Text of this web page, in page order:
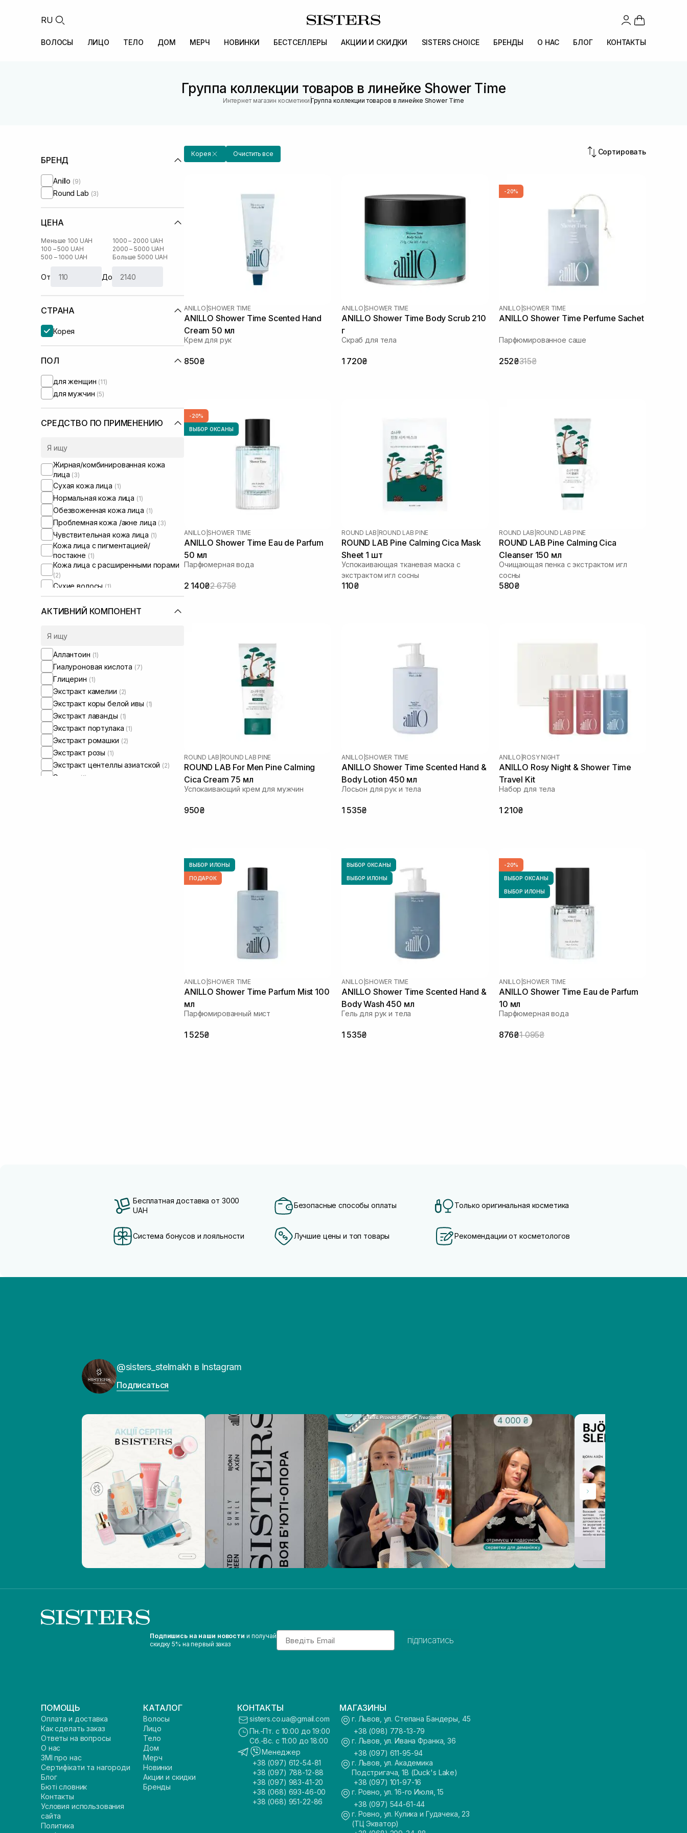
RU
ВОЛОСЫ ЛИЦО ТЕЛО ДОМ МЕРЧ НОВИНКИ БЕСТСЕЛЛЕРЫ АКЦИИ И СКИДКИ SISTERS CHOICE БРЕНДЫ О НАС БЛОГ КОНТАКТЫ
Группа коллекции товаров в линейке Shower Time
Интернет магазин косметики |Группа коллекции товаров в линейке Shower Time
БРЕНД
Anillo (9)
Round Lab (3)
ЦЕНА
Меньше 100 UAH
100 – 500 UAH
500 – 1000 UAH
1000 – 2000 UAH
2000 – 5000 UAH
Больше 5000 UAH
От До
СТРАНА
Корея
ПОЛ
для женщин (11)
для мужчин (5)
СРЕДСТВО ПО ПРИМЕНЕНИЮ
Жирная/комбинированная кожа
лица (3)
Сухая кожа лица (1)
Нормальная кожа лица (1)
Обезвоженная кожа лица (1)
Проблемная кожа /акне лица (3)
Чувствительная кожа лица (1)
Кожа лица с пигментацией/
постакне (1)
Кожа лица с расширенными порами
(2)
Сухие волосы (1)
Поврежденные волосы(1)
Пористые волосы(1)
Окрашенные волосы
Ломкие волосы
Сухая/обезвоженная кожа
Чувствительная кожа тела
АКТИВНИЙ КОМПОНЕНТ
Аллантоин (1)
Гиалуроновая кислота (7)
Глицерин (1)
Экстракт камелии (2)
Экстракт коры белой ивы (1)
Экстракт лаванды (1)
Экстракт портулака (1)
Экстракт ромашки (2)
Экстракт розы (1)
Экстракт центеллы азиатской (2)
Эктоин (1)
Корея Очистить все Сортировать
ANILLO SHOWER TIME
ANILLO Shower Time Scented Hand
Cream 50 мл
Крем для рук
850₴
ANILLO SHOWER TIME
ANILLO Shower Time Body Scrub 210
г
Скраб для тела
1 720₴
-20%
ANILLO SHOWER TIME
ANILLO Shower Time Perfume Sachet
Парфюмированное саше
252₴315₴
-20%
ВЫБОР ОКСАНЫ
ANILLO SHOWER TIME
ANILLO Shower Time Eau de Parfum
50 мл
Парфюмерная вода
2 140₴2 675₴
ROUND LAB ROUND LAB PINE
ROUND LAB Pine Calming Cica Mask
Sheet 1 шт
Успокаивающая тканевая маска с
экстрактом игл сосны
110₴
ROUND LAB ROUND LAB PINE
ROUND LAB Pine Calming Cica
Cleanser 150 мл
Очищающая пенка с экстрактом игл
сосны
580₴
ROUND LAB ROUND LAB PINE
ROUND LAB For Men Pine Calming
Cica Cream 75 мл
Успокаивающий крем для мужчин
950₴
ANILLO SHOWER TIME
ANILLO Shower Time Scented Hand &
Body Lotion 450 мл
Лосьон для рук и тела
1 535₴
ANILLO ROSY NIGHT
ANILLO Rosy Night & Shower Time
Travel Kit
Набор для тела
1 210₴
ВЫБОР ИЛОНЫ
ПОДАРОК
ANILLO SHOWER TIME
ANILLO Shower Time Parfum Mist 100
мл
Парфюмированный мист
1 525₴
ВЫБОР ОКСАНЫ
ВЫБОР ИЛОНЫ
ANILLO SHOWER TIME
ANILLO Shower Time Scented Hand &
Body Wash 450 мл
Гель для рук и тела
1 535₴
-20%
ВЫБОР ОКСАНЫ
ВЫБОР ИЛОНЫ
ANILLO SHOWER TIME
ANILLO Shower Time Eau de Parfum
10 мл
Парфюмерная вода
876₴1 095₴
Бесплатная доставка от 3000
UAH
Безопасные способы оплаты Только оригинальная косметика
Система бонусов и лояльности Лучшие цены и топ товары Рекомендации от косметологов
@sisters_stelmakh в Instagram
Подписаться
Подпишись на наши новости и получай
скидку 5% на первый заказ
Email
підписатись
ПОМОЩЬ
Оплата и доставка
Как сделать заказ
Ответы на вопросы
О нас
ЗМІ про нас
Сертифікати та нагороди
Блог
Бюті словник
Контакты
Условия использования
сайта
Политика
КАТАЛОГ
Волосы
Лицо
Тело
Дом
Мерч
Новинки
Акции и скидки
Бренды
КОНТАКТЫ
sisters.co.ua@gmail.com
Пн.-Пт. с 10:00 до 19:00
Сб.-Вс. с 11:00 до 18:00
Менеджер
+38 (097) 612-54-81
+38 (097) 788-12-88
+38 (097) 983-41-20
+38 (068) 693-46-00
+38 (068) 951-22-86
МАГАЗИНЫ
г. Львов, ул. Степана Бандеры, 45
+38 (098) 778-13-79
г. Львов, ул. Ивана Франка, 36
+38 (097) 611-95-94
г. Львов, ул. Академика
Подстригача, 1В (Duck's Lake)
+38 (097) 101-97-16
г. Ровно, ул. 16-го Июля, 15
+38 (097) 544-61-44
г. Ровно, ул. Кулика и Гудачека, 23
(ТЦ Экватор)